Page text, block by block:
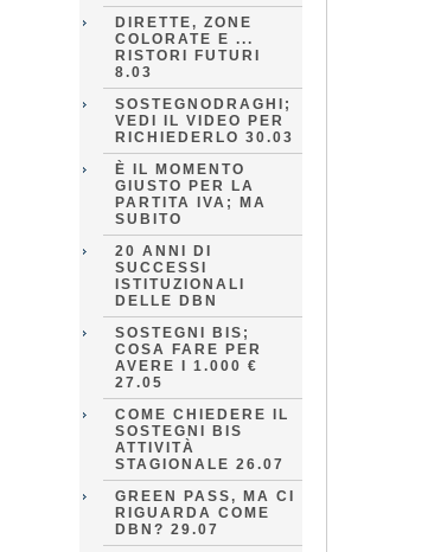
DIRETTE, ZONE
COLORATE E ...
RISTORI FUTURI
8.03
SOSTEGNODRAGHI;
VEDI IL VIDEO PER
RICHIEDERLO 30.03
È IL MOMENTO
GIUSTO PER LA
PARTITA IVA; MA
SUBITO
20 ANNI DI
SUCCESSI
ISTITUZIONALI
DELLE DBN
SOSTEGNI BIS;
COSA FARE PER
AVERE I 1.000 €
27.05
COME CHIEDERE IL
SOSTEGNI BIS
ATTIVITÀ
STAGIONALE 26.07
GREEN PASS, MA CI
RIGUARDA COME
DBN? 29.07